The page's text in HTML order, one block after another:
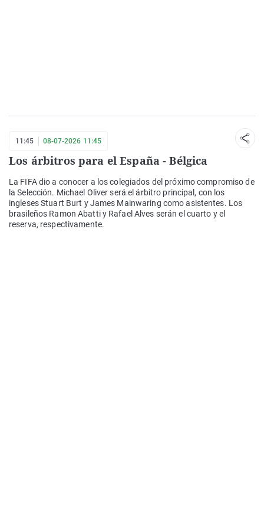
11:45 08-07-2026 11:45
Los árbitros para el España - Bélgica
La FIFA dio a conocer a los colegiados del próximo compromiso de
la Selección. Michael Oliver será el árbitro principal, con los
ingleses Stuart Burt y James Mainwaring como asistentes. Los
brasileños Ramon Abatti y Rafael Alves serán el cuarto y el
reserva, respectivamente.